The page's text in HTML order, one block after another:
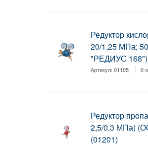
Редуктор
20/1,25 МПа;
"РЕДИУС 168")
Артикул:01105 0
Редуктор
2,5/0,3 МПа)
(01201)